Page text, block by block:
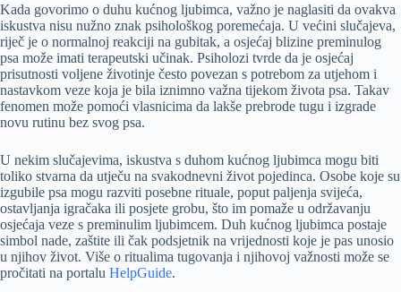
Kada govorimo o duhu kućnog ljubimca, važno je naglasiti da ovakva
iskustva nisu nužno znak psihološkog poremećaja. U većini slučajeva,
riječ je o normalnoj reakciji na gubitak, a osjećaj blizine preminulog
psa može imati terapeutski učinak. Psiholozi tvrde da je osjećaj
prisutnosti voljene životinje često povezan s potrebom za utjehom i
nastavkom veze koja je bila iznimno važna tijekom života psa. Takav
fenomen može pomoći vlasnicima da lakše prebrode tugu i izgrade
novu rutinu bez svog psa.
U nekim slučajevima, iskustva s duhom kućnog ljubimca mogu biti
toliko stvarna da utječu na svakodnevni život pojedinca. Osobe koje su
izgubile psa mogu razviti posebne rituale, poput paljenja svijeća,
ostavljanja igračaka ili posjete grobu, što im pomaže u održavanju
osjećaja veze s preminulim ljubimcem. Duh kućnog ljubimca postaje
simbol nade, zaštite ili čak podsjetnik na vrijednosti koje je pas unosio
u njihov život. Više o ritualima tugovanja i njihovoj važnosti može se
pročitati na portalu HelpGuide.